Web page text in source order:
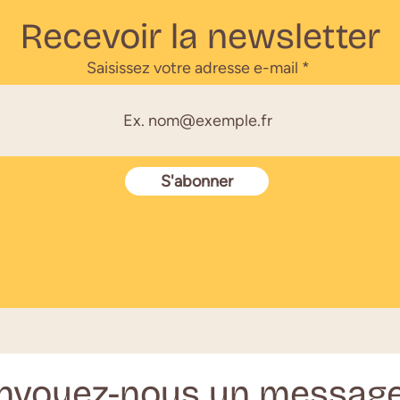
Recevoir la newsletter
Saisissez votre adresse e-mail
S'abonner